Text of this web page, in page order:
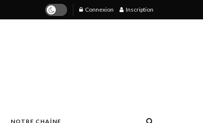
Connexion Inscription
NOTRE CHAÎNE